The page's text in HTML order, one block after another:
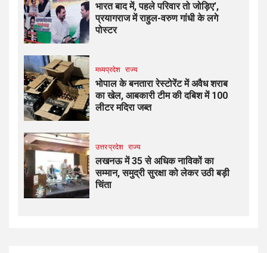
भारत बाद में, पहले परिवार तो जोड़िए’,
प्रयागराज में राहुल-वरुण गांधी के लगे
पोस्टर
मध्यप्रदेश राज्य
भोपाल के बनतारा रेस्टोरेंट में अवैध शराब
का खेल, आबकारी टीम की दबिश में 100
लीटर मदिरा जब्त
उत्तर प्रदेश राज्य
लखनऊ में 35 से अधिक नाविकों का
सम्मान, समुद्री सुरक्षा को लेकर उठी बड़ी
चिंता